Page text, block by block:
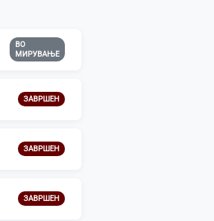
ВО
МИРУВАЊЕ
ЗАВРШЕН
ЗАВРШЕН
ЗАВРШЕН